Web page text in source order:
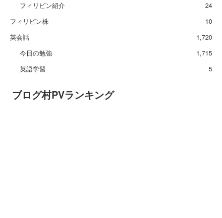
フィリピン紹介
24
フィリピン株
10
英会話
1,720
今日の勉強
1,715
英語学習
5
ブログ村PVランキング